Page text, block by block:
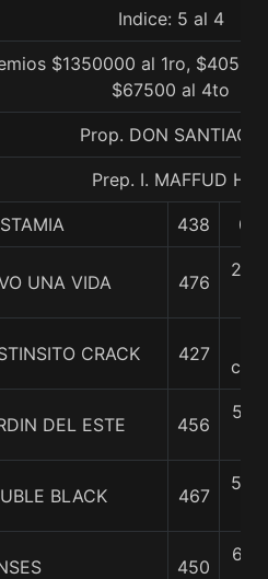
Indice: 5 al 4
$1350000 al 1ro,
$67500 al 4to
Prop. DON SANTIAGO
Prep. I. MAFFUD H.
438 0/0
UNA VIDA 476
2 3/
CRACK 427
DEL ESTE 456
5 1/
BLACK 467
5 3/
450
6 1/